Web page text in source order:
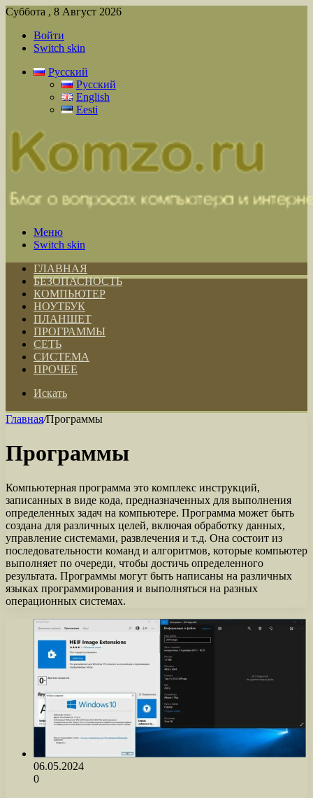
Суббота , 8 Август 2026
Войти
Switch skin
Русский
Русский
English
Eesti
Меню
Switch skin
ГЛАВНАЯ
БЕЗОПАСНОСТЬ
КОМПЬЮТЕР
НОУТБУК
ПЛАНШЕТ
ПРОГРАММЫ
СЕТЬ
СИСТЕМА
ПРОЧЕЕ
Искать
Главная/Программы
Программы
Компьютерная программа это комплекс инструкций,
записанных в виде кода, предназначенных для выполнения
определенных задач на компьютере. Программа может быть
создана для различных целей, включая обработку данных,
управление системами, развлечения и т.д. Она состоит из
последовательности команд и алгоритмов, которые компьютер
выполняет по очереди, чтобы достичь определенного
результата. Программы могут быть написаны на различных
языках программирования и выполняться на разных
операционных системах.
06.05.2024
0